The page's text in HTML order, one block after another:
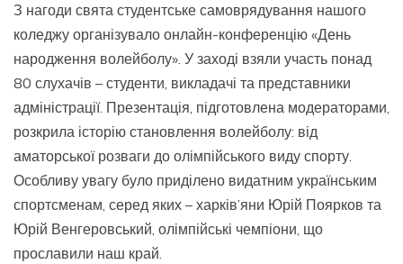
З нагоди свята студентське самоврядування нашого
коледжу організувало онлайн-конференцію «День
народження волейболу». У заході взяли участь понад
80 слухачів – студенти, викладачі та представники
адміністрації. Презентація, підготовлена модераторами,
розкрила історію становлення волейболу: від
аматорської розваги до олімпійського виду спорту.
Особливу увагу було приділено видатним українським
спортсменам, серед яких – харків’яни Юрій Поярков та
Юрій Венгеровський, олімпійські чемпіони, що
прославили наш край.